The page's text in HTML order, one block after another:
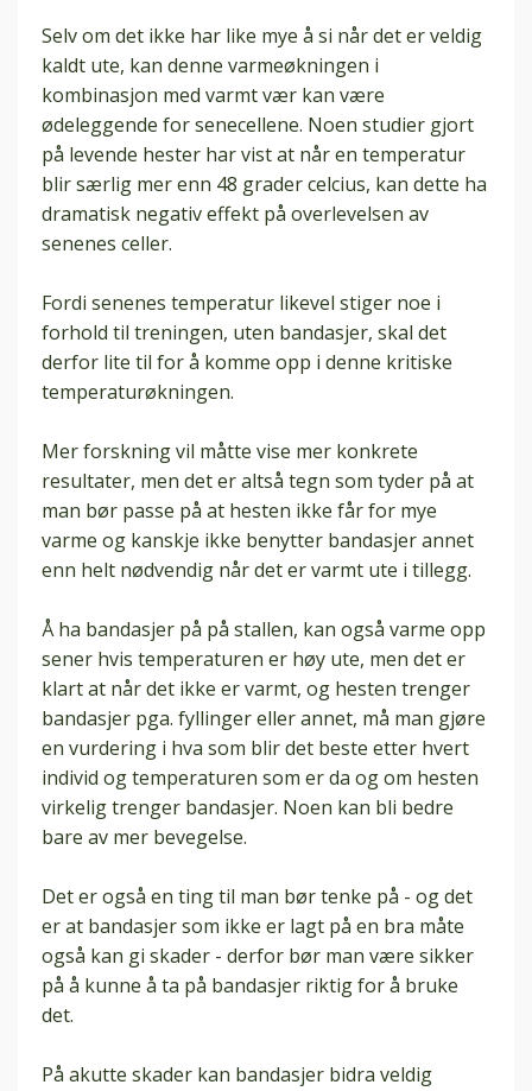
Selv om det ikke har like mye å si når det er veldig
kaldt ute, kan denne varmeøkningen i
kombinasjon med varmt vær kan være
ødeleggende for senecellene. Noen studier gjort
på levende hester har vist at når en temperatur
blir særlig mer enn 48 grader celcius, kan dette ha
dramatisk negativ effekt på overlevelsen av
senenes celler.
Fordi senenes temperatur likevel stiger noe i
forhold til treningen, uten bandasjer, skal det
derfor lite til for å komme opp i denne kritiske
temperaturøkningen.
Mer forskning vil måtte vise mer konkrete
resultater, men det er altså tegn som tyder på at
man bør passe på at hesten ikke får for mye
varme og kanskje ikke benytter bandasjerannet
enn helt nødvendig når det er varmt ute i tillegg.
Å ha bandasjer på på stallen, kan også varme opp
sener hvis temperaturen er høy ute, men det er
klart at når det ikke er varmt, og hesten trenger
bandasjer pga. fyllinger eller annet, må man gjøre
en vurdering i hva som blir det beste etter hvert
individ og temperaturen som er da og om hesten
virkelig trenger bandasjer. Noen kan bli bedre
bare av mer bevegelse.
Det er også en ting til man bør tenke på - og det
er at bandasjersom ikke er lagt på en bra måte
også kan gi skader - derfor bør man være sikker
på å kunne å ta på bandasjer riktig for å bruke
det.
På akutte skader kan bandasjer bidra veldig